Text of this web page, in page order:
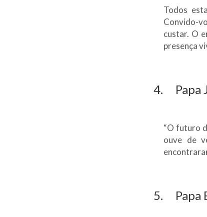
Todos
Convido-
custar. O
presença
4. Papa
“O futuro
ouve de
5. Papa